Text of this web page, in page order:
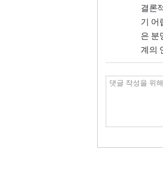
결론
기 어
은 분
계의